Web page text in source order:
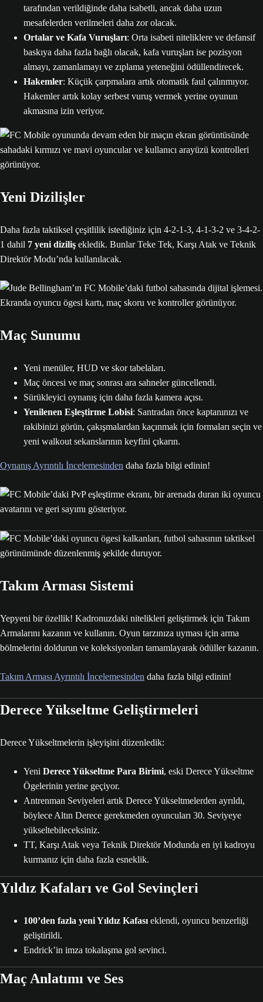
tarafından verildiğinde daha isabetli, ancak daha uzun
mesafelerden verilmeleri daha zor olacak.
Ortalar ve Kafa Vuruşları: Orta isabeti niteliklere ve defansif
baskıya daha fazla bağlı olacak, kafa vuruşları ise pozisyon
almayı, zamanlamayı ve zıplama yeteneğini ödüllendirecek.
Hakemler: Küçük çarpmalara artık otomatik faul çalınmıyor.
Hakemler artık kolay serbest vuruş vermek yerine oyunun
akmasına izin veriyor.
Yeni Dizilişler
Daha fazla taktiksel çeşitlilik istediğiniz için 4-2-1-3, 4-1-3-2 ve 3-4-2-
1 dahil 7 yeni diziliş ekledik. Bunlar Teke Tek, Karşı Atak ve Teknik
Direktör Modu’nda kullanılacak.
Maç Sunumu
Yeni menüler, HUD ve skor tabelaları.
Maç öncesi ve maç sonrası ara sahneler güncellendi.
Sürükleyici oynanış için daha fazla kamera açısı.
Yenilenen Eşleştirme Lobisi: Santradan önce kaptanınızı ve
rakibinizi görün, çakışmalardan kaçınmak için formaları seçin ve
yeni walkout sekanslarının keyfini çıkarın.
Oynanış Ayrıntılı İncelemesinden daha fazla bilgi edinin!
Takım Arması Sistemi
Yepyeni bir özellik! Kadronuzdaki nitelikleri geliştirmek için Takım
Armalarını kazanın ve kullanın. Oyun tarzınıza uyması için arma
bölmelerini doldurun ve koleksiyonları tamamlayarak ödüller kazanın.
Takım Arması Ayrıntılı İncelemesinden daha fazla bilgi edinin!
Derece Yükseltme Geliştirmeleri
Derece Yükseltmelerin işleyişini düzenledik:
Yeni Derece Yükseltme Para Birimi, eski Derece Yükseltme
Ögelerinin yerine geçiyor.
Antrenman Seviyeleri artık Derece Yükseltmelerden ayrıldı,
böylece Altın Derece gerekmeden oyuncuları 30. Seviyeye
yükseltebileceksiniz.
TT, Karşı Atak veya Teknik Direktör Modunda en iyi kadroyu
kurmanız için daha fazla esneklik.
Yıldız Kafaları ve Gol Sevinçleri
100’den fazla yeni Yıldız Kafası eklendi, oyuncu benzerliği
geliştirildi.
Endrick’in imza tokalaşma gol sevinci.
Maç Anlatımı ve Ses